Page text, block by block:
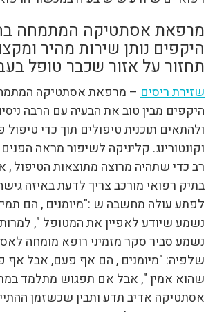
מרפאת אסתטיקה המתמחה
היקפים נותן שירות מהיר
תחזור על אזור שכבר טופל
שזירת ריסים – מרפאת אסתטיקה
היקפים מבין טוב את הבעיה עם הרבה
ולהתאים תוכנית טיפולים תוך כדי טיפול
וקונטורינג. קליניקה לשיפור מראה הפנים
רב כדי שתהיה מרוצה מתוצאות הטיפול
בתיק רפואי מורכב צריך לדעת באיזה
לפתע עולה מחשבה ש :"מיומנים , הם
נשמע שיודע לאפיין את המטופל ",
נשמע סביר סקר מזמיני רופא מומחה
שלפיה: "מיומנים , הם אף פעם, אבל
שהוא אמין ", אבל אם תפגוש מתלמד
אסתטיקה אדיב תדע ותבין שכשזמן